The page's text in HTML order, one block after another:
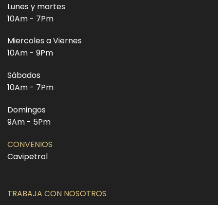
Lunes y martes
10Am - 7Pm
Miercoles a Viernes
10Am - 9Pm
Sábados
10Am - 7Pm
Domingos
9Am - 5Pm
CONVENIOS
Cavipetrol
TRABAJA CON NOSOTROS